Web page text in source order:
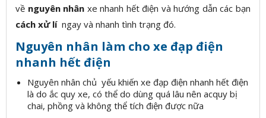
về nguyên nhân xe nhanh hết điện và hướng dẫn các bạn
cách xử lí ngay và nhanh tình trạng đó.
Nguyên nhân làm cho xe đạp điện
nhanh hết điện
Nguyên nhân chủ yếu khiến xe đạp điện nhanh hết điện
là do ắc quy xe, có thể do dùng quá lâu nên acquy bị
chai, phồng và không thể tích điện được nữa